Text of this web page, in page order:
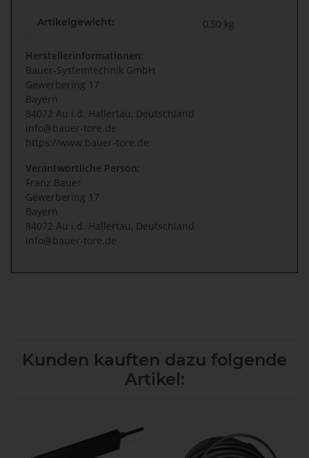
Artikelgewicht: 0,50 kg
Herstellerinformationen:
Bauer-Systemtechnik GmbH
Gewerbering 17
Bayern
84072 Au i.d. Hallertau, Deutschland
info@bauer-tore.de
https://www.bauer-tore.de
Verantwortliche Person:
Franz Bauer
Gewerbering 17
Bayern
84072 Au i.d. Hallertau, Deutschland
info@bauer-tore.de
Kunden kauften dazu folgende
Artikel: